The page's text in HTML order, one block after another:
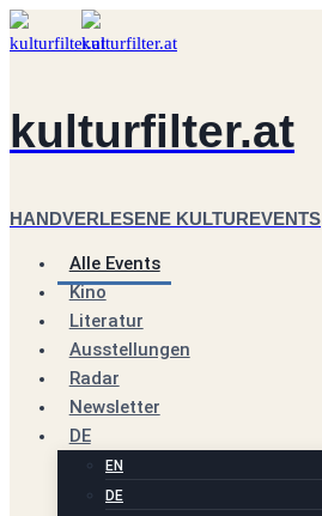
Zum
Inhalt
kulturfilter.at
HANDVERLESENE KULTUREVENTS
Alle Events
Kino
Literatur
Ausstellungen
Radar
Newsletter
DE
EN
DE